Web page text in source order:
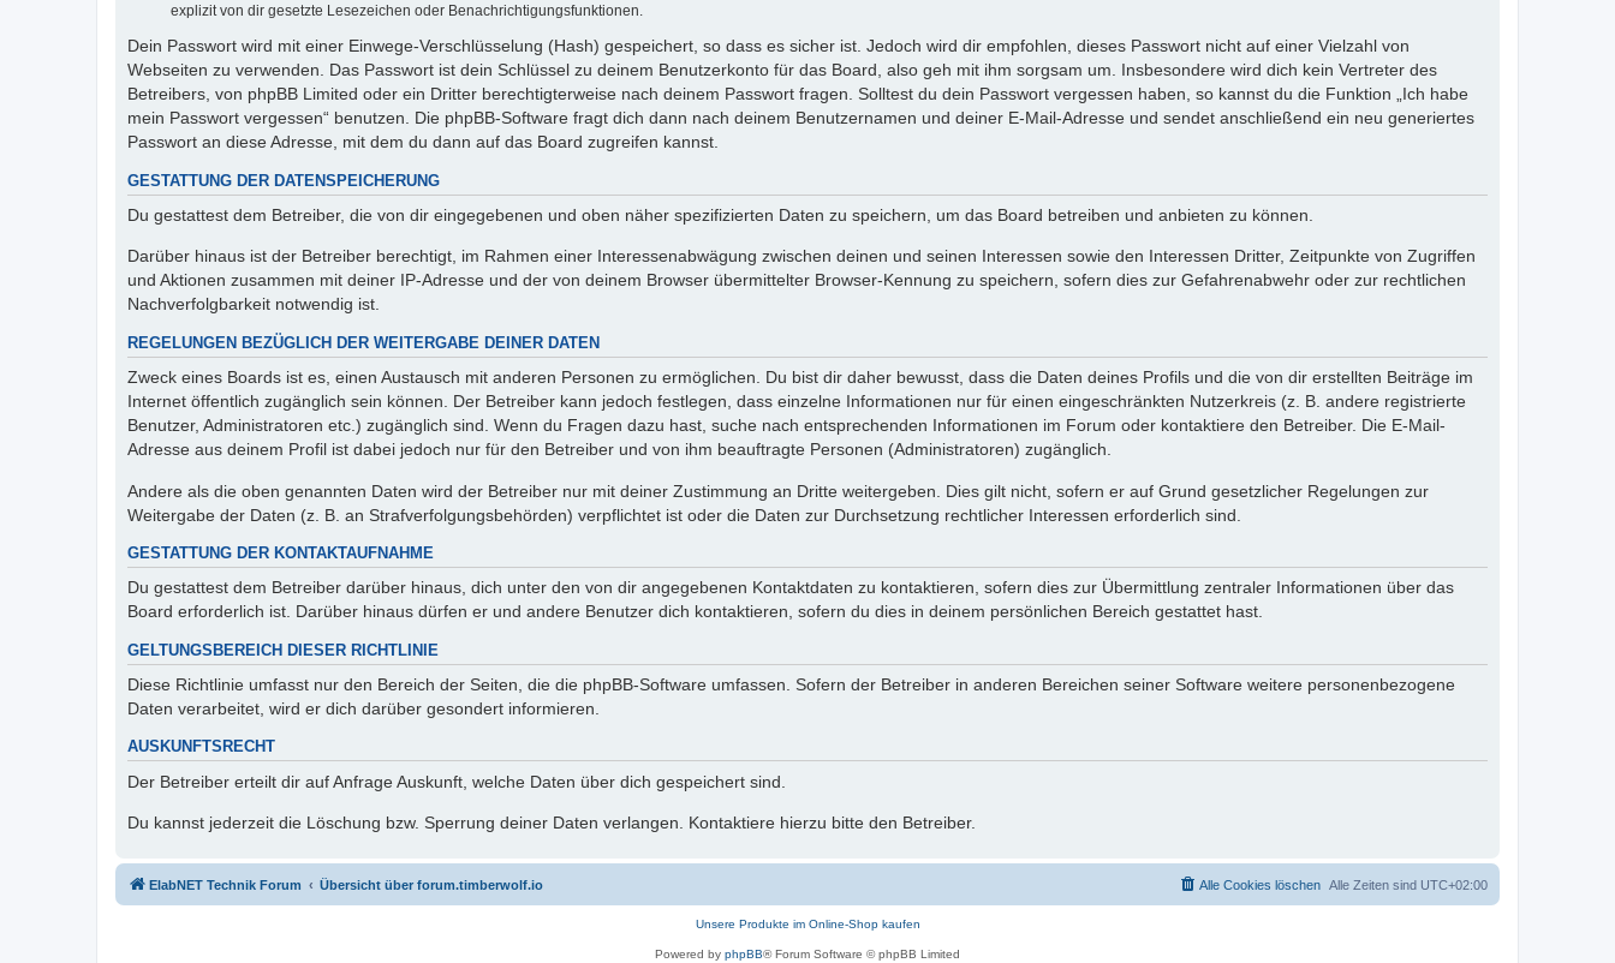
explizit von dir gesetzte Lesezeichen oder Benachrichtigungsfunktionen.
Dein Passwort wird mit einer Einwege-Verschlüsselung (Hash) gespeichert, so dass es sicher ist. Jedoch wird dir empfohlen, dieses Passwort nicht auf einer Vielzahl von
Webseiten zu verwenden. Das Passwort ist dein Schlüssel zu deinem Benutzerkonto für das Board, also geh mit ihm sorgsam um. Insbesondere wird dich kein Vertreter des
Betreibers, von phpBB Limited oder ein Dritter berechtigterweise nach deinem Passwort fragen. Solltest du dein Passwort vergessen haben, so kannst du die Funktion „Ich habe
mein Passwort vergessen“ benutzen. Die phpBB-Software fragt dich dann nach deinem Benutzernamen und deiner E-Mail-Adresse und sendet anschließend ein neu generiertes
Passwort an diese Adresse, mit dem du dann auf das Board zugreifen kannst.
GESTATTUNG DER DATENSPEICHERUNG
Du gestattest dem Betreiber, die von dir eingegebenen und oben näher spezifizierten Daten zu speichern, um das Board betreiben und anbieten zu können.
Darüber hinaus ist der Betreiber berechtigt, im Rahmen einer Interessenabwägung zwischen deinen und seinen Interessen sowie den Interessen Dritter, Zeitpunkte von Zugriffen
und Aktionen zusammen mit deiner IP-Adresse und der von deinem Browser übermittelter Browser-Kennung zu speichern, sofern dies zur Gefahrenabwehr oder zur rechtlichen
Nachverfolgbarkeit notwendig ist.
REGELUNGEN BEZÜGLICH DER WEITERGABE DEINER DATEN
Zweck eines Boards ist es, einen Austausch mit anderen Personen zu ermöglichen. Du bist dir daher bewusst, dass die Daten deines Profils und die von dir erstellten Beiträge im
Internet öffentlich zugänglich sein können. Der Betreiber kann jedoch festlegen, dass einzelne Informationen nur für einen eingeschränkten Nutzerkreis (z. B. andere registrierte
Benutzer, Administratoren etc.) zugänglich sind. Wenn du Fragen dazu hast, suche nach entsprechenden Informationen im Forum oder kontaktiere den Betreiber. Die E-Mail-
Adresse aus deinem Profil ist dabei jedoch nur für den Betreiber und von ihm beauftragte Personen (Administratoren) zugänglich.
Andere als die oben genannten Daten wird der Betreiber nur mit deiner Zustimmung an Dritte weitergeben. Dies gilt nicht, sofern er auf Grund gesetzlicher Regelungen zur
Weitergabe der Daten (z. B. an Strafverfolgungsbehörden) verpflichtet ist oder die Daten zur Durchsetzung rechtlicher Interessen erforderlich sind.
GESTATTUNG DER KONTAKTAUFNAHME
Du gestattest dem Betreiber darüber hinaus, dich unter den von dir angegebenen Kontaktdaten zu kontaktieren, sofern dies zur Übermittlung zentraler Informationen über das
Board erforderlich ist. Darüber hinaus dürfen er und andere Benutzer dich kontaktieren, sofern du dies in deinem persönlichen Bereich gestattet hast.
GELTUNGSBEREICH DIESER RICHTLINIE
Diese Richtlinie umfasst nur den Bereich der Seiten, die die phpBB-Software umfassen. Sofern der Betreiber in anderen Bereichen seiner Software weitere personenbezogene
Daten verarbeitet, wird er dich darüber gesondert informieren.
AUSKUNFTSRECHT
Der Betreiber erteilt dir auf Anfrage Auskunft, welche Daten über dich gespeichert sind.
Du kannst jederzeit die Löschung bzw. Sperrung deiner Daten verlangen. Kontaktiere hierzu bitte den Betreiber.
ElabNET Technik Forum Übersicht über forum.timberwolf.io Alle Zeiten sind UTC+02:00
Alle Cookies löschen
Unsere Produkte im Online-Shop kaufen
Powered by phpBB® Forum Software © phpBB Limited